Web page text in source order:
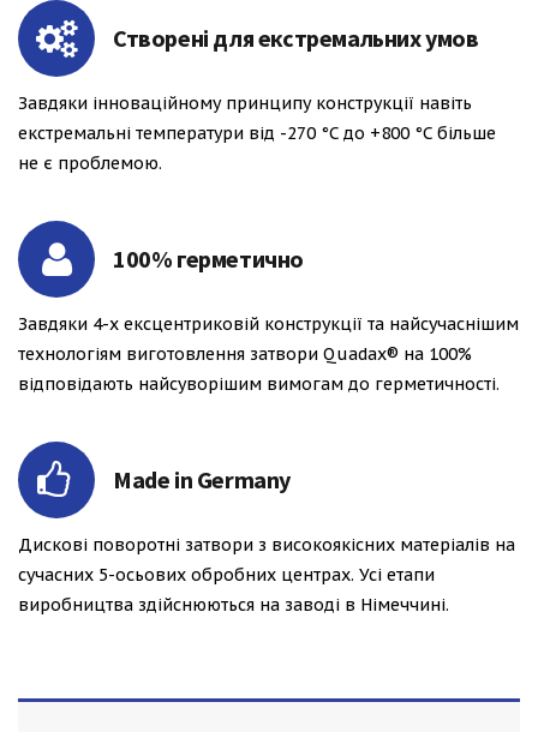
Створені для екстремальних умов
Завдяки інноваційному принципу конструкції навіть
екстремальні температури від -270 °C до +800 °C більше
не є проблемою.
100% герметично
Завдяки 4-х ексцентриковій конструкції та найсучаснішим
технологіям виготовлення затвори Quadax® на 100%
відповідають найсуворішим вимогам до герметичності.
Made in Germany
Дискові поворотні затвори з високоякісних матеріалів на
сучасних 5-осьових обробних центрах. Усі етапи
виробництва здійснюються на заводі в Німеччині.